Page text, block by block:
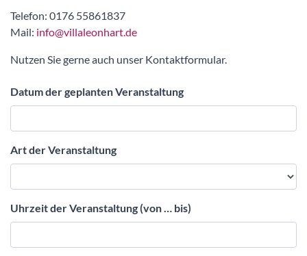
Telefon: 0176 55861837
Mail: info@villaleonhart.de
Nutzen Sie gerne auch unser Kontaktformular.
Datum der geplanten Veranstaltung
Art der Veranstaltung
Uhrzeit der Veranstaltung (von … bis)